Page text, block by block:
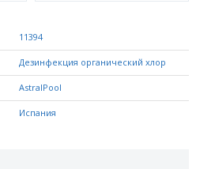
11394
Дезинфекция органический хлор
AstralPool
Испания